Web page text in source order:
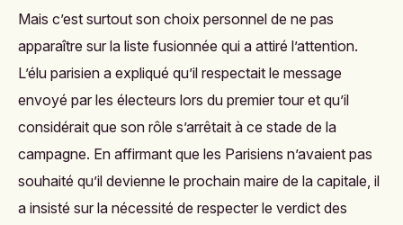
Mais c’est surtout son choix personnel de ne pas
apparaître sur la liste fusionnée qui a attiré l’attention.
L’élu parisien a expliqué qu’il respectait le message
envoyé par les électeurs lors du premier tour et qu’il
considérait que son rôle s’arrêtait à ce stade de la
campagne. En affirmant que les Parisiens n’avaient pas
souhaité qu’il devienne le prochain maire de la capitale, il
a insisté sur la nécessité de respecter le verdict des